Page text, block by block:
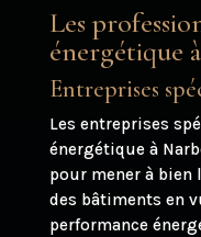
Les
énergétique
Entreprises
Les entreprises
énergétique à
pour mener à
des bâtiments en
performance